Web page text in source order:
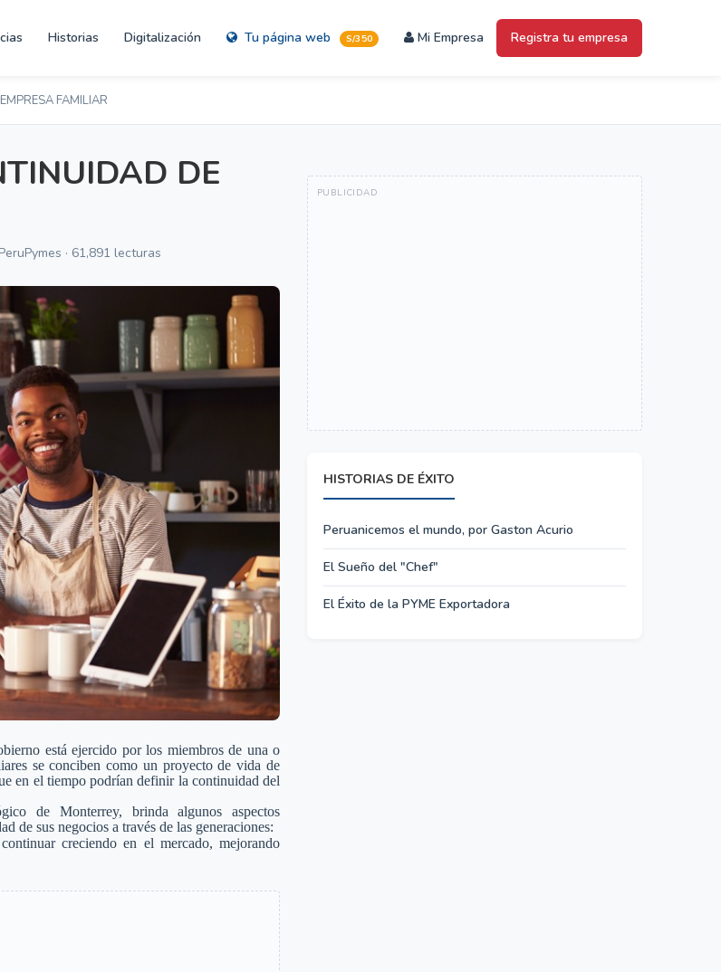
Historias Digitalización Tu página web S/350 Mi Empresa Registra tu empresa
FAMILIAR
DE
· 61,891 lecturas
está ejercido por los miembros de una o
se conciben como un proyecto de vida de
en el tiempo podrían definir la continuidad del
de Monterrey, brinda algunos aspectos
de sus negocios a través de las generaciones:
creciendo en el mercado, mejorando
HISTORIAS DE ÉXITO
Peruanicemos el mundo, por Gaston Acurio
El Sueño del "Chef"
El Éxito de la PYME Exportadora